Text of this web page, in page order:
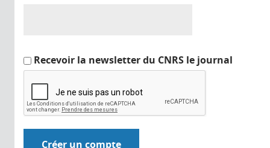
Recevoir la newsletter du CNRS le journal